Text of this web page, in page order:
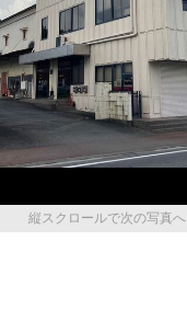
縦スクロールで次の写真へ